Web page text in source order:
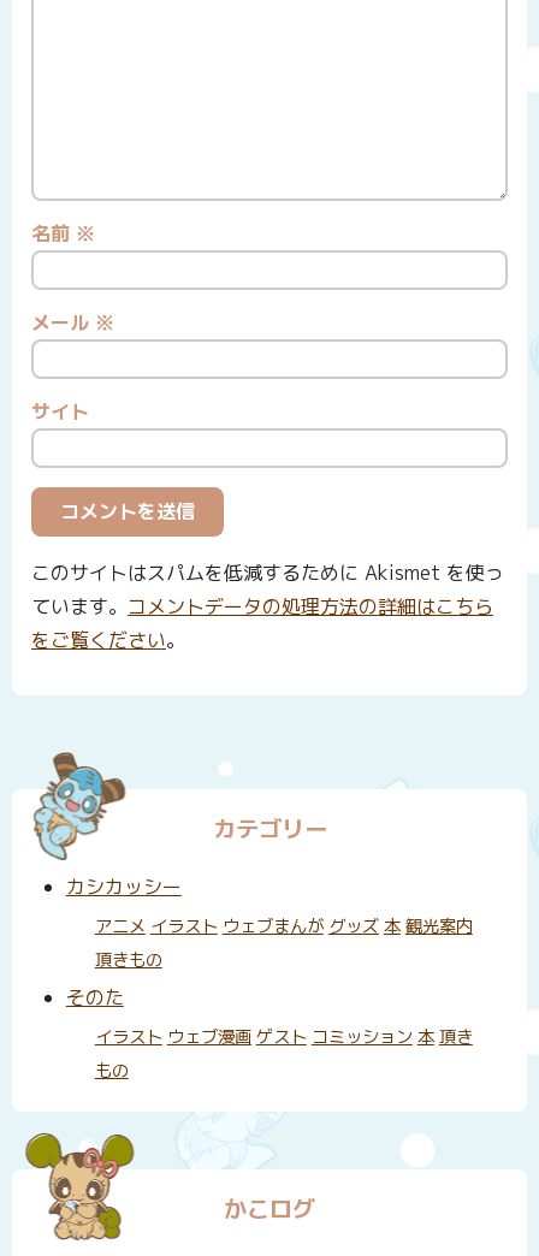
名前 ※
メール ※
サイト
このサイトはスパムを低減するために Akismet を使っ
ています。 コメントデータの処理方法の詳細はこちら
をご覧ください。
カテゴリー
カシカッシー
アニメ イラスト ウェブまんが グッズ 本 観光案内
頂きもの
そのた
イラスト ウェブ漫画 ゲスト コミッション 本 頂き
もの
かこログ